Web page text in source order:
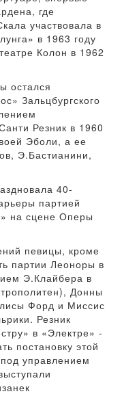
где
участвовала в
в 1963 году
Колон в 1962
остался
Зальцбургского
Резник в 1960
Эболи, а ее
Э.Бастианини,
40-
партией
на сцене Оперы
певицы, кроме
партии Леоноры в
Э.Клайбера в
Донны
Форд и Миссис
Резник
в «Электре» -
постановку этой
управлением